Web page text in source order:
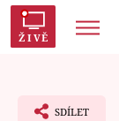
ŽIVĚ
SDÍLET